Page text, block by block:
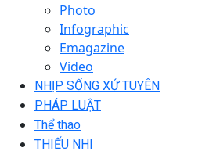
Photo
Infographic
Emagazine
Video
NHỊP SỐNG XỨ TUYÊN
PHÁP LUẬT
Thể thao
THIẾU NHI